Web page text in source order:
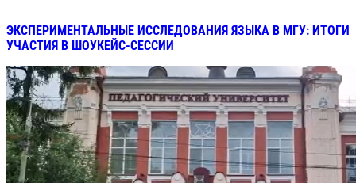
ЭКСПЕРИМЕНТАЛЬНЫЕ ИССЛЕДОВАНИЯ ЯЗЫКА В МГУ: ИТОГИ
УЧАСТИЯ В ШОУКЕЙС-СЕССИИ